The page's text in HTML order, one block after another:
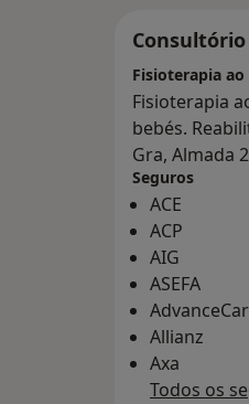
Consultório
Fisioterapia
Fisioterapia
bebés.
Gra, Almada
Seguros
ACE
ACP
AIG
ASEFA
Allianz
Axa
Todos os